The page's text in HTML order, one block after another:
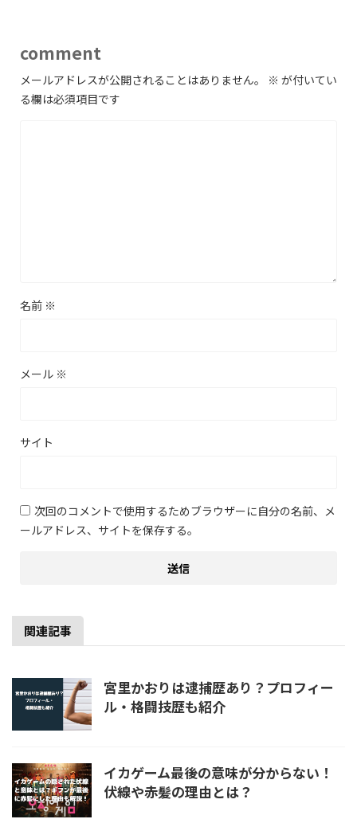
comment
メールアドレスが公開されることはありません。 ※ が付いてい
る欄は必須項目です
名前 ※
メール ※
サイト
次回のコメントで使用するためブラウザーに自分の名前、メ
ールアドレス、サイトを保存する。
関連記事
宮里かおりは逮捕歴あり？プロフィー
ル・格闘技歴も紹介
イカゲーム最後の意味が分からない！
伏線や赤髪の理由とは？